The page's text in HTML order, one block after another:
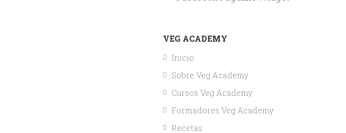
VEG ACADEMY
Inicio
Sobre Veg Academy
Cursos Veg Academy
Formadores Veg Academy
Recetas